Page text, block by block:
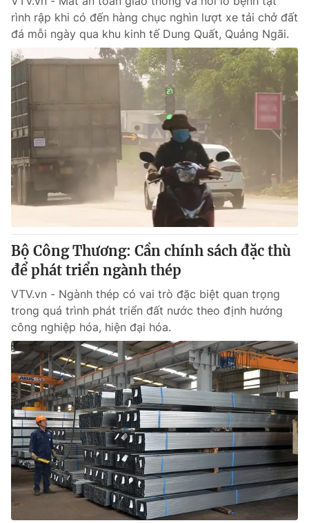
rình rập khi có đến hàng chục nghìn lượt xe tải chở đất
đá mỗi ngày qua khu kinh tế Dung Quất, Quảng Ngãi.
Bộ Công Thương: Cần chính sách đặc thù
để phát triển ngành thép
VTV.vn - Ngành thép có vai trò đặc biệt quan trọng
trong quá trình phát triển đất nước theo định hướng
công nghiệp hóa, hiện đại hóa.